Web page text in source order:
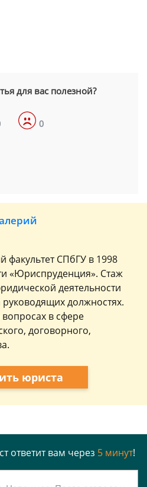
для вас полезной?
0
факультет СПбГУ в 1998
«Юриспруденция». Стаж
деятельности
руководящих должностях.
в сфере
договорного,
юриста
ответит вам через 5 минут!